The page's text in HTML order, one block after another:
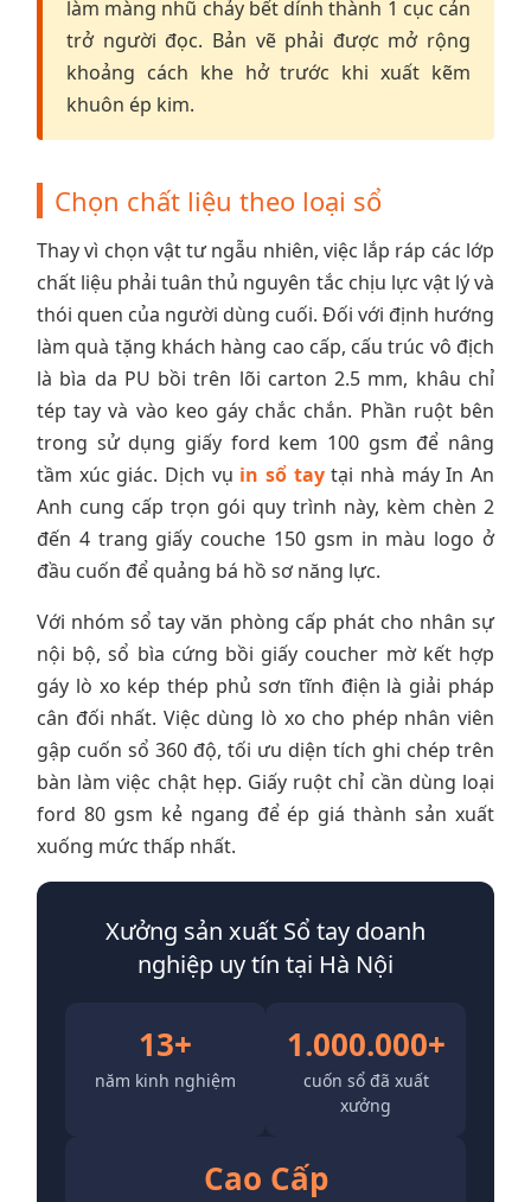
làm màng nhũ chảy bết dính thành 1 cục cản
trở người đọc. Bản vẽ phải được mở rộng
khoảng cách khe hở trước khi xuất kẽm
khuôn ép kim.
Chọn chất liệu theo loại sổ
Thay vì chọn vật tư ngẫu nhiên, việc lắp ráp các lớp
chất liệu phải tuân thủ nguyên tắc chịu lực vật lý và
thói quen của người dùng cuối. Đối với định hướng
làm quà tặng khách hàng cao cấp, cấu trúc vô địch
là bìa da PU bồi trên lõi carton 2.5 mm, khâu chỉ
tép tay và vào keo gáy chắc chắn. Phần ruột bên
trong sử dụng giấy ford kem 100 gsm để nâng
tầm xúc giác. Dịch vụ in sổ taytại nhà máy In An
Anh cung cấp trọn gói quy trình này, kèm chèn 2
đến 4 trang giấy couche 150 gsm in màu logo ở
đầu cuốn để quảng bá hồ sơ năng lực.
Với nhóm sổ tay văn phòng cấp phát cho nhân sự
nội bộ, sổ bìa cứng bồi giấy coucher mờ kết hợp
gáy lò xo kép thép phủ sơn tĩnh điện là giải pháp
cân đối nhất. Việc dùng lò xo cho phép nhân viên
gập cuốn sổ 360 độ, tối ưu diện tích ghi chép trên
bàn làm việc chật hẹp. Giấy ruột chỉ cần dùng loại
ford 80 gsm kẻ ngang để ép giá thành sản xuất
xuống mức thấp nhất.
Xưởng sản xuất Sổ tay doanh
nghiệp uy tín tại Hà Nội
13+
năm kinh nghiệm
1.000.000+
cuốn sổ đã xuất
xưởng
Cao Cấp